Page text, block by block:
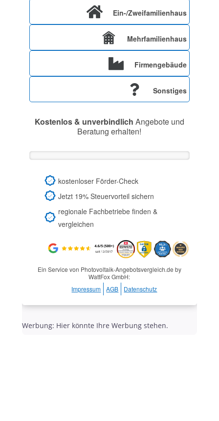
Ein-/Zweifamilienhaus
Mehrfamilienhaus
Firmengebäude
Sonstiges
Kostenlos & unverbindlich Angebote und
Beratung erhalten!
kostenloser Förder-Check
Jetzt 19% Steuervorteil sichern
regionale Fachbetriebe finden &
vergleichen
Ein Service von Photovoltaik-Angebotsvergleich.de by
WattFox GmbH:
Impressum
AGB Datenschutz
Werbung: Hier könnte Ihre Werbung stehen.